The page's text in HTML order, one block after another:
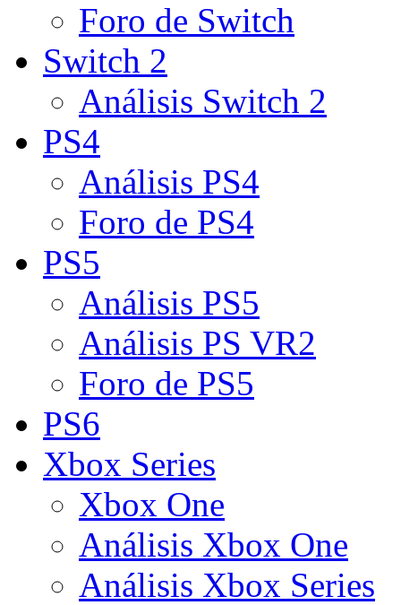
Foro de Switch
Switch 2
Análisis Switch 2
PS4
Análisis PS4
Foro de PS4
PS5
Análisis PS5
Análisis PS VR2
Foro de PS5
PS6
Xbox Series
Xbox One
Análisis Xbox One
Análisis Xbox Series